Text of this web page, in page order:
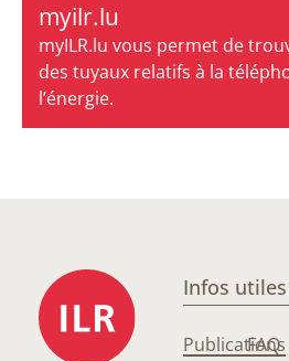
myilr.lu
myILR.lu vous permet de
des tuyaux relatifs à la
l’énergie.
Infos utiles
Publications
FAQ